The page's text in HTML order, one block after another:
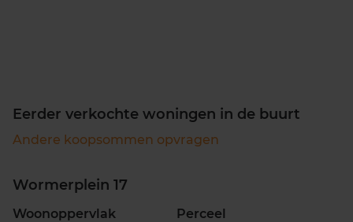
Eerder verkochte woningen in de buurt
Andere koopsommen opvragen
Wormerplein 17
Woonoppervlak Perceel